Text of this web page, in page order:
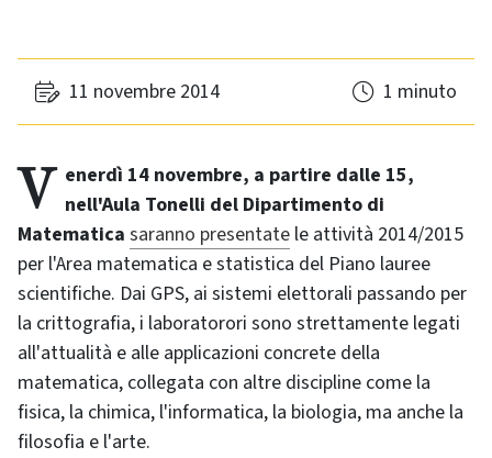
11 novembre 2014 1 minuto
Venerdì 14 novembre, a partire dalle 15, nell'Aula Tonelli del Dipartimento di
Matematica saranno presentate le attività 2014/2015
per l'Area matematica e statistica del Piano lauree
scientifiche. Dai GPS, ai sistemi elettorali passando per
la crittografia, i laboratorori sono strettamente legati
all'attualità e alle applicazioni concrete della
matematica, collegata con altre discipline come la
fisica, la chimica, l'informatica, la biologia, ma anche la
filosofia e l'arte.